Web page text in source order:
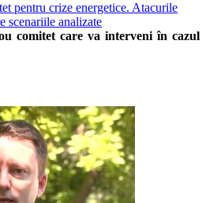
pentru crize energetice. Atacurile
scenariile analizate
comitet care va interveni în cazul